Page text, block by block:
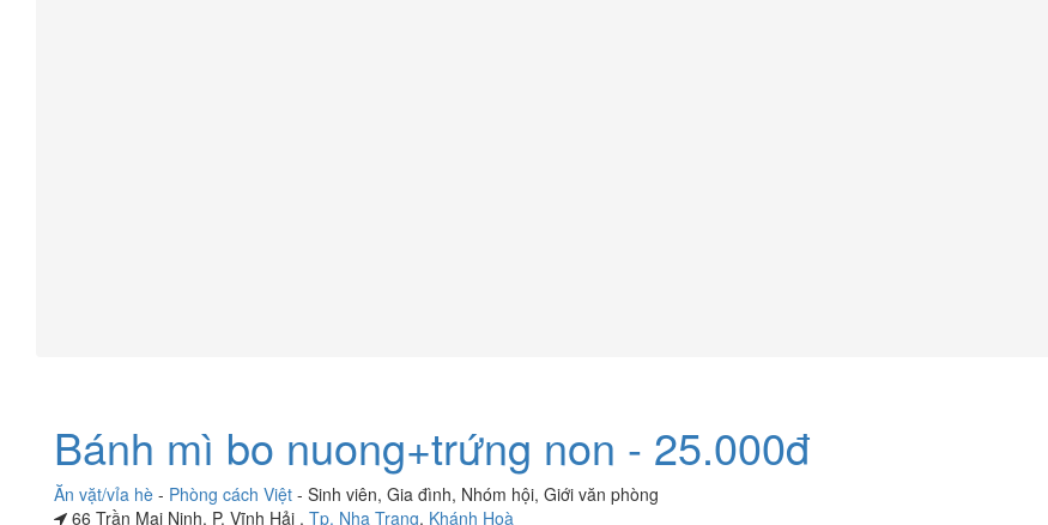
Bánh mì bo nuong+trứng non - 25.000đ
Ăn vặt/vỉa hè - Phòng cách Việt - Sinh viên, Gia đình, Nhóm hội, Giới văn phòng
66 Trần Mai Ninh, P. Vĩnh Hải , Tp. Nha Trang, Khánh Hoà